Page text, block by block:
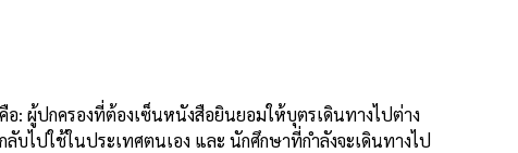
อ: ผู้ปกครองที่ต้องเซ็นหนังสือยินยอมให้บุตรเดินทางไปต่าง
บไปใช้ในประเทศตนเอง และ นักศึกษาที่กำลังจะเดินทางไป